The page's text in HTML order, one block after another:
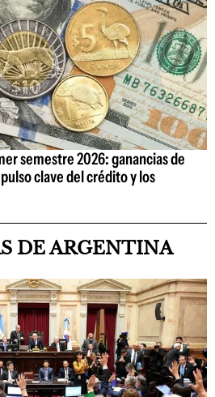
semestre 2026: ganancias de
clave del crédito y los
DE ARGENTINA